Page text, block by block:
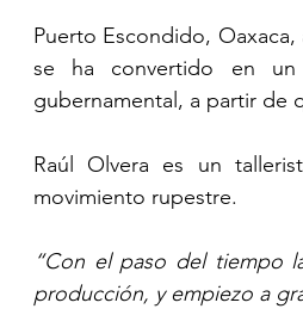
Puerto Escondido,
se ha convertido en un
gubernamental, a partir de
Raúl Olvera es un
movimiento rupestre.
“Con el paso del tiempo
producción, y empiezo a